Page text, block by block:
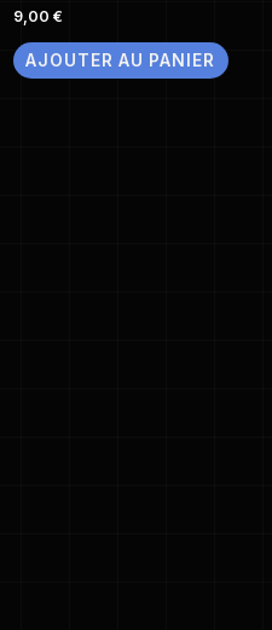
9,00 €
AJOUTER AU PANIER